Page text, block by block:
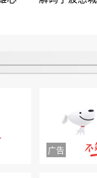
，请求撤销合
半年预约期有
允许退卡退
公司拒不退款